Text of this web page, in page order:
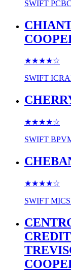
SWIFT
★★★★☆
SWIFT
★★★★☆
SWIFT
★★★★☆
SWIFT